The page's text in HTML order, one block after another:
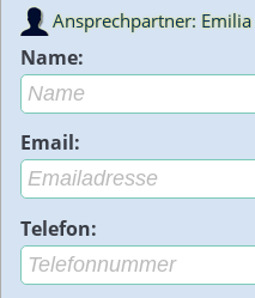
Ansprechpartner: Emilia
Name:
Email:
Telefon: